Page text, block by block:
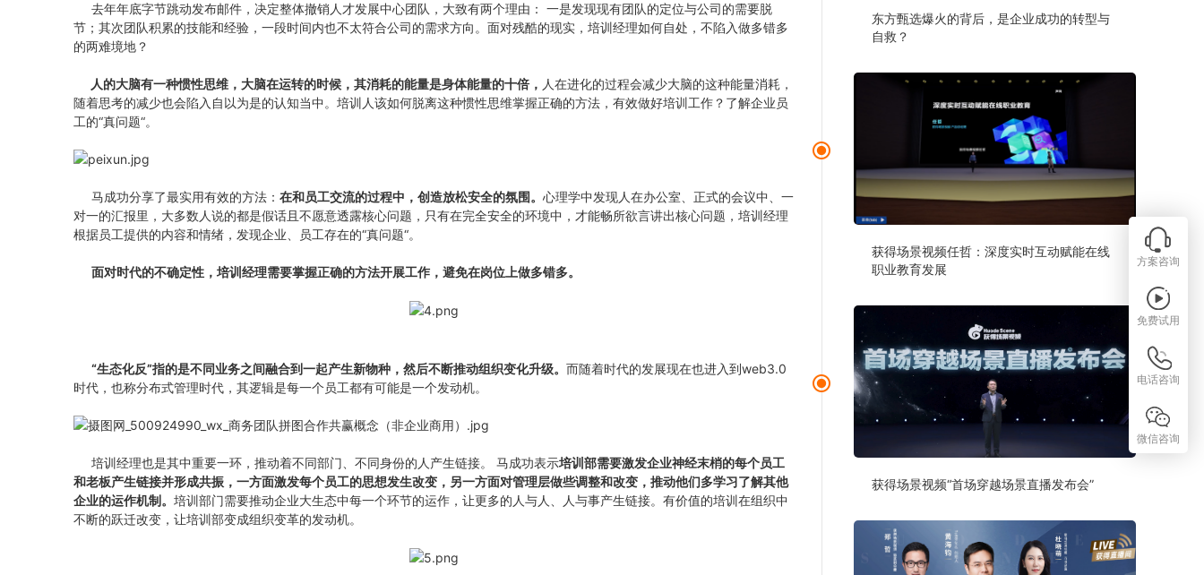
去年年底字节跳动发布邮件，决定整体撤销人才发展中心团队，大致有两个理由： 一是发现现有团队的定位与公司的需要脱
节；其次团队积累的技能和经验，一段时间内也不太符合公司的需求方向。面对残酷的现实，培训经理如何自处，不陷入做多错多
的两难境地？
人的大脑有一种惯性思维，大脑在运转的时候，其消耗的能量是身体能量的十倍， 人在进化的过程会减少大脑的这种能量消耗，
随着思考的减少也会陷入自以为是的认知当中。培训人该如何脱离这种惯性思维掌握正确的方法，有效做好培训工作？了解企业员
工的“真问题“。
马成功分享了最实用有效的方法： 在和员工交流的过程中，创造放松安全的氛围。 心理学中发现人在办公室、正式的会议中、一
对一的汇报里，大多数人说的都是假话且不愿意透露核心问题，只有在完全安全的环境中，才能畅所欲言讲出核心问题，培训经理
根据员工提供的内容和情绪，发现企业、员工存在的“真问题“。
面对时代的不确定性，培训经理需要掌握正确的方法开展工作，避免在岗位上做多错多。
“生态化反”指的是不同业务之间融合到一起产生新物种，然后不断推动组织变化升级。 而随着时代的发展现在也进入到web3.0
时代，也称分布式管理时代，其逻辑是每一个员工都有可能是一个发动机。
培训经理也是其中重要一环，推动着不同部门、不同身份的人产生链接。 马成功表示培训部需要激发企业神经末梢的每个员工
和老板产生链接并形成共振，一方面激发每个员工的思想发生改变，另一方面对管理层做些调整和改变，推动他们多学习了解其他
企业的运作机制。 培训部门需要推动企业大生态中每一个环节的运作，让更多的人与人、人与事产生链接。有价值的培训在组织中
不断的跃迁改变，让培训部变成组织变革的发动机。
东方甄选爆火的背后，是企业成功的转型与
自救？
获得场景视频任哲：深度实时互动赋能在线
职业教育发展
获得场景视频“首场穿越场景直播发布会”
方案咨询
免费试用
电话咨询
微信咨询